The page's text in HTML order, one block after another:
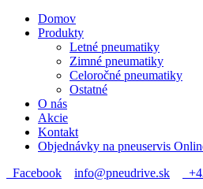
Domov
Produkty
Letné pneumatiky
Zimné pneumatiky
Celoročné pneumatiky
Ostatné
O nás
Akcie
Kontakt
Objednávky na pneuservis
Facebook
info@pneudrive.sk